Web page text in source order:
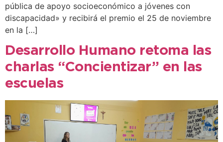
pública de apoyo socioeconómico a jóvenes con
discapacidad» y recibirá el premio el 25 de noviembre
en la […]
Desarrollo Humano retoma las
charlas “Concientizar” en las
escuelas